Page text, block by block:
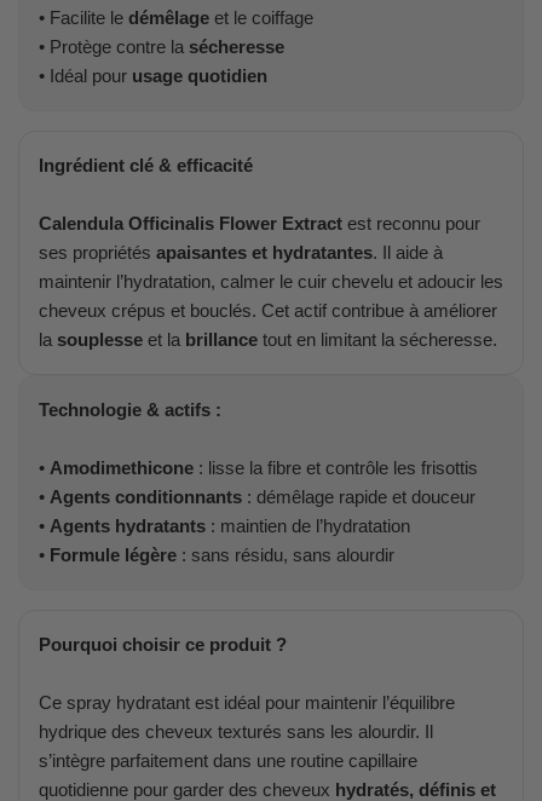
• Facilite le démêlage et le coiffage
• Protège contre la sécheresse
• Idéal pour usage quotidien
Ingrédient clé & efficacité
Calendula Officinalis Flower Extract est reconnu pour
ses propriétés apaisantes et hydratantes. Il aide à
maintenir l’hydratation, calmer le cuir chevelu et adoucir les
cheveux crépus et bouclés. Cet actif contribue à améliorer
la souplesse et la brillance tout en limitant la sécheresse.
Technologie & actifs :
• Amodimethicone : lisse la fibre et contrôle les frisottis
• Agents conditionnants : démêlage rapide et douceur
• Agents hydratants : maintien de l’hydratation
• Formule légère : sans résidu, sans alourdir
Pourquoi choisir ce produit ?
Ce spray hydratant est idéal pour maintenir l’équilibre
hydrique des cheveux texturés sans les alourdir. Il
s’intègre parfaitement dans une routine capillaire
quotidienne pour garder des cheveux hydratés, définis et